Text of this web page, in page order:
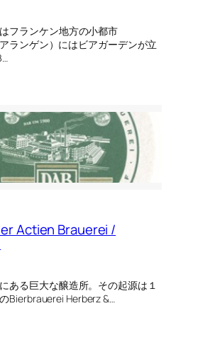
フランケン地方の小都市
ランゲン）にはビアガーデンが立
Actien Brauerei /
ある巨大な醸造所。その起源は１
Bierbrauerei Herberz &…